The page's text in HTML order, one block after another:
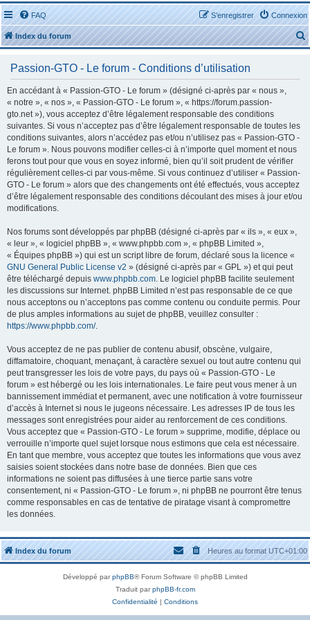
FAQ Connexion
S’enregistrer
Index du forum
e
Passion-GTO - Le forum - Conditions d’utilisation
En accédant à « Passion-GTO - Le forum » (désigné ci-après par « nous »,
« notre », « nos », « Passion-GTO - Le forum », « https://forum.passion-
gto.net »), vous acceptez d’être légalement responsable des conditions
suivantes. Si vous n’acceptez pas d’être légalement responsable de toutes les
conditions suivantes, alors n’accédez pas et/ou n’utilisez pas « Passion-GTO -
Le forum ». Nous pouvons modifier celles-ci à n’importe quel moment et nous
ferons tout pour que vous en soyez informé, bien qu’il soit prudent de vérifier
régulièrement celles-ci par vous-même. Si vous continuez d’utiliser « Passion-
GTO - Le forum » alors que des changements ont été effectués, vous acceptez
d’être légalement responsable des conditions découlant des mises à jour et/ou
modifications.
Nos forums sont développés par phpBB (désigné ci-après par « ils », « eux »,
« leur », « logiciel phpBB », « www.phpbb.com », « phpBB Limited »,
« Équipes phpBB ») qui est un script libre de forum, déclaré sous la licence «
GNU General Public License v2 » (désigné ci-après par « GPL ») et qui peut
être téléchargé depuis www.phpbb.com. Le logiciel phpBB facilite seulement
les discussions sur Internet. phpBB Limited n’est pas responsable de ce que
nous acceptons ou n’acceptons pas comme contenu ou conduite permis. Pour
de plus amples informations au sujet de phpBB, veuillez consulter :
https://www.phpbb.com/.
Vous acceptez de ne pas publier de contenu abusif, obscène, vulgaire,
diffamatoire, choquant, menaçant, à caractère sexuel ou tout autre contenu qui
peut transgresser les lois de votre pays, du pays où « Passion-GTO - Le
forum » est hébergé ou les lois internationales. Le faire peut vous mener à un
bannissement immédiat et permanent, avec une notification à votre fournisseur
d’accès à Internet si nous le jugeons nécessaire. Les adresses IP de tous les
messages sont enregistrées pour aider au renforcement de ces conditions.
Vous acceptez que « Passion-GTO - Le forum » supprime, modifie, déplace ou
verrouille n’importe quel sujet lorsque nous estimons que cela est nécessaire.
En tant que membre, vous acceptez que toutes les informations que vous avez
saisies soient stockées dans notre base de données. Bien que ces
informations ne soient pas diffusées à une tierce partie sans votre
consentement, ni « Passion-GTO - Le forum », ni phpBB ne pourront être tenus
comme responsables en cas de tentative de piratage visant à compromettre
les données.
Index du forum Heures au formatUTC+01:00
Développé parphpBB® Forum Software © phpBB Limited
Traduit parphpBB-fr.com
Confidentialité | Conditions